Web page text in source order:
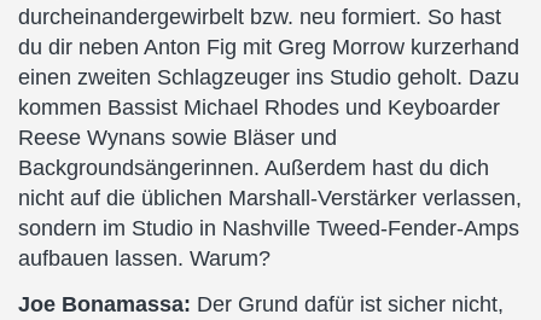
durcheinandergewirbelt bzw. neu formiert. So hast
du dir neben Anton Fig mit Greg Morrow kurzerhand
einen zweiten Schlagzeuger ins Studio geholt. Dazu
kommen Bassist Michael Rhodes und Keyboarder
Reese Wynans sowie Bläser und
Backgroundsängerinnen. Außerdem hast du dich
nicht auf die üblichen Marshall-Verstärker verlassen,
sondern im Studio in Nashville Tweed-Fender-Amps
aufbauen lassen. Warum?
Joe Bonamassa: Der Grund dafür ist sicher nicht,